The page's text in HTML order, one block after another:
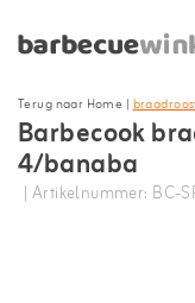
Terug naar Home |
Barbecook
4/banaba
| Artikelnummer: BC-